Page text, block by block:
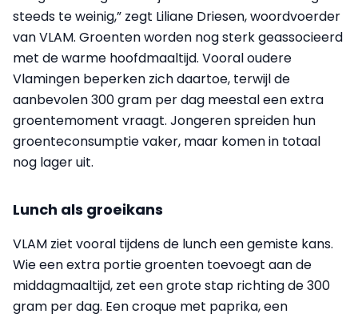
steeds te weinig,” zegt Liliane Driesen, woordvoerder
van VLAM. Groenten worden nog sterk geassocieerd
met de warme hoofdmaaltijd. Vooral oudere
Vlamingen beperken zich daartoe, terwijl de
aanbevolen 300 gram per dag meestal een extra
groentemoment vraagt. Jongeren spreiden hun
groenteconsumptie vaker, maar komen in totaal
nog lager uit.
Lunch als groeikans
VLAM ziet vooral tijdens de lunch een gemiste kans.
Wie een extra portie groenten toevoegt aan de
middagmaaltijd, zet een grote stap richting de 300
gram per dag. Een croque met paprika, een